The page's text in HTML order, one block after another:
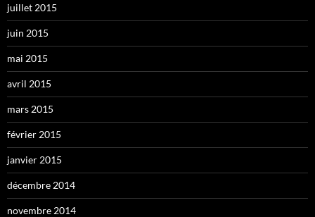
juillet 2015
juin 2015
mai 2015
avril 2015
mars 2015
février 2015
janvier 2015
décembre 2014
novembre 2014